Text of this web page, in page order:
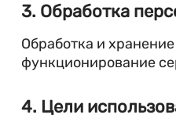
3. Обработка
Обработка и
функционирование
4. Цели